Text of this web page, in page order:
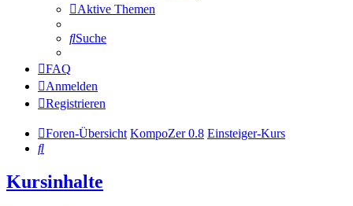
Aktive Themen
Suche
FAQ
Anmelden
Registrieren
Foren-Übersicht KompoZer 0.8 Einsteiger-Kurs
Suche
Kursinhalte